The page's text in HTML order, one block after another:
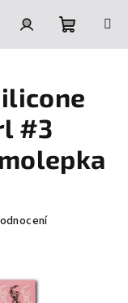
PřihlášeníNákupní
košík
#3